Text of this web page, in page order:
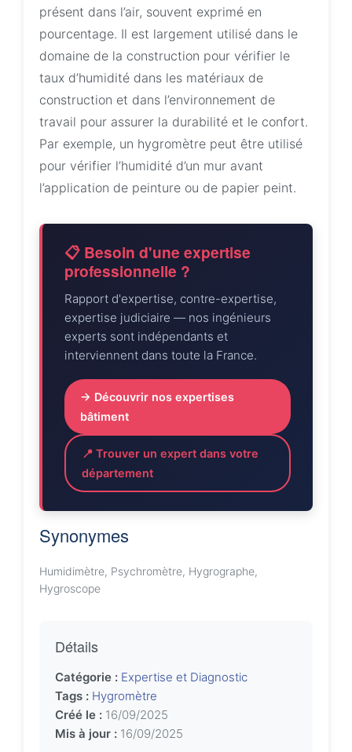
présent dans l’air, souvent exprimé en
pourcentage. Il est largement utilisé dans le
domaine de la construction pour vérifier le
taux d’humidité dans les matériaux de
construction et dans l’environnement de
travail pour assurer la durabilité et le confort.
Par exemple, un hygromètre peut être utilisé
pour vérifier l’humidité d’un mur avant
l’application de peinture ou de papier peint.
📋 Besoin d'une expertise
professionnelle ?
Rapport d'expertise, contre-expertise,
expertise judiciaire — nos ingénieurs
experts sont indépendants et
interviennent dans toute la France.
→ Découvrir nos expertises
bâtiment
📍 Trouver un expert dans votre
département
Synonymes
Humidimètre, Psychromètre, Hygrographe,
Hygroscope
Détails
Catégorie : Expertise et Diagnostic
Tags : Hygromètre
Créé le : 16/09/2025
Mis à jour : 16/09/2025